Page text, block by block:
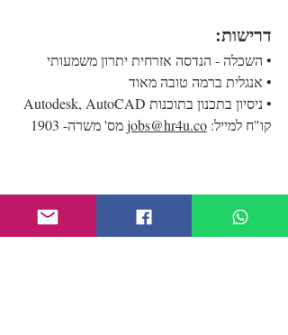
דרישות:
• השכלה - הנדסה אזרחית יתרון משמעותי
• אנגלית ברמה טובה מאוד
• ניסיון בתכנון בתוכנות Autodesk, AutoCAD
קו"ח למייל: jobs@hr4u.co מס' משרה- 1903